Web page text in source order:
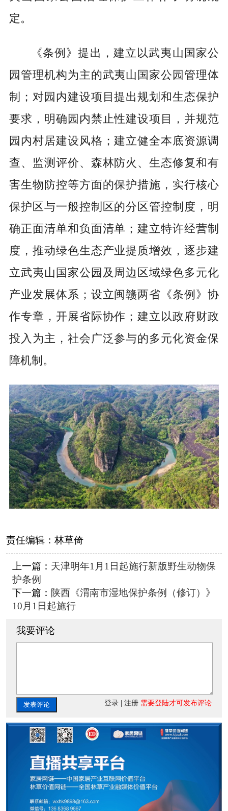
定。
《条例》提出，建立以武夷山国家公
园管理机构为主的武夷山国家公园管理体
制；对园内建设项目提出规划和生态保护
要求，明确园内禁止性建设项目，并规范
园内村居建设风格；建立健全本底资源调
查、监测评价、森林防火、生态修复和有
害生物防控等方面的保护措施，实行核心
保护区与一般控制区的分区管控制度，明
确正面清单和负面清单；建立特许经营制
度，推动绿色生态产业提质增效，逐步建
立武夷山国家公园及周边区域绿色多元化
产业发展体系；设立闽赣两省《条例》协
作专章，开展省际协作；建立以政府财政
投入为主，社会广泛参与的多元化资金保
障机制。
责任编辑： 林草倚
上一篇： 天津明年1月1日起施行新版野生动物保
护条例
下一篇： 陕西《渭南市湿地保护条例（修订）》
10月1日起施行
我要评论
发表评论 登录 |注册 需要登陆才可发布评论